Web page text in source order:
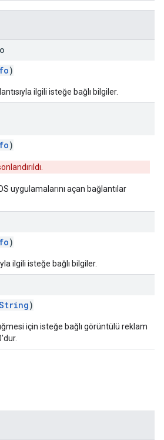
)
ilgili isteğe bağlı bilgiler.
)
uygulamalarını açan bağlantılar
)
ilgili isteğe bağlı bilgiler.
)
için isteğe bağlı görüntülü reklam